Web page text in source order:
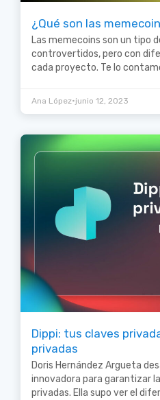
¿Qué son las
Las memecoins son un tipo
controvertidos, pero con
cada proyecto. Te lo
Ana López•junio 12, 2023
Dippi: tus claves
privadas
Doris Hernández Argueta
innovadora para garantizar
privadas. Ella supo ver el